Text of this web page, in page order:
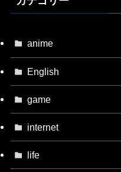
anime
English
game
internet
life